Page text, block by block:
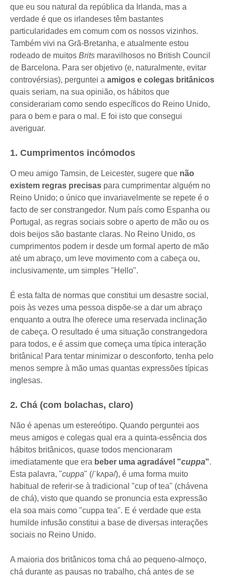
que eu sou natural da república da Irlanda, mas a
verdade é que os irlandeses têm bastantes
particularidades em comum com os nossos vizinhos.
Também vivi na Grã-Bretanha, e atualmente estou
rodeado de muitos Brits maravilhosos no British Council
de Barcelona. Para ser objetivo (e, naturalmente, evitar
controvérsias), perguntei a amigos e colegas britânicos
quais seriam, na sua opinião, os hábitos que
considerariam como sendo específicos do Reino Unido,
para o bem e para o mal. E foi isto que consegui
averiguar.
1. Cumprimentos incómodos
O meu amigo Tamsin, de Leicester, sugere que não
existem regras precisas para cumprimentar alguém no
Reino Unido; o único que invariavelmente se repete é o
facto de ser constrangedor. Num país como Espanha ou
Portugal, as regras sociais sobre o aperto de mão ou os
dois beijos são bastante claras. No Reino Unido, os
cumprimentos podem ir desde um formal aperto de mão
até um abraço, um leve movimento com a cabeça ou,
inclusivamente, um simples "Hello".
É esta falta de normas que constitui um desastre social,
pois às vezes uma pessoa dispõe-se a dar um abraço
enquanto a outra lhe oferece uma reservada inclinação
de cabeça. O resultado é uma situação constrangedora
para todos, e é assim que começa uma típica interação
britânica! Para tentar minimizar o desconforto, tenha pelo
menos sempre à mão umas quantas expressões típicas
inglesas.
2. Chá (com bolachas, claro)
Não é apenas um estereótipo. Quando perguntei aos
meus amigos e colegas qual era a quinta-essência dos
hábitos britânicos, quase todos mencionaram
imediatamente que era beber uma agradável "cuppa".
Esta palavra, "cuppa" (/ˈkʌpə/), é uma forma muito
habitual de referir-se à tradicional "cup of tea" (chávena
de chá), visto que quando se pronuncia esta expressão
ela soa mais como "cuppa tea". E é verdade que esta
humilde infusão constitui a base de diversas interações
sociais no Reino Unido.
A maioria dos britânicos toma chá ao pequeno-almoço,
chá durante as pausas no trabalho, chá antes de se